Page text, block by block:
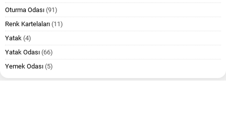
Oturma Odası (91)
Renk Kartelaları (11)
Yatak (4)
Yatak Odası (66)
Yemek Odası (5)